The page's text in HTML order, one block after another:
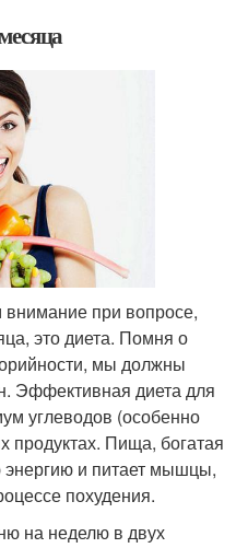
при вопросе,
это диета. Помня о
мы должны
Эффективная диета для
углеводов (особенно
продуктах. Пища, богатая
и питает мышцы,
похудения.
на неделю в двух